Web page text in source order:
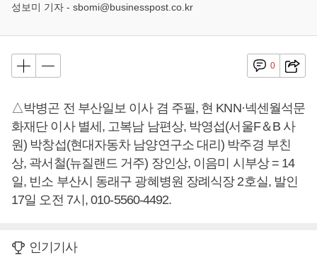
성보미 기자 - sbomi@businesspost.co.kr
0
△박병곤 전 부산일보 이사 겸 주필, 현 KNN·넥센월석문
화재단 이사 별세, 고복남 남편상, 박영섭(서울F＆B 사
원) 박창섭(현대자동차 남양연구소 대리) 박주경 부친
상, 곽서철(뉴질랜드 거주) 장인상, 이음미 시부상 = 14
일, 빈소 부산시 동래구 광혜병원 장례식장 2호실, 발인
17일 오전 7시, 010-5560-4492.
인기기사